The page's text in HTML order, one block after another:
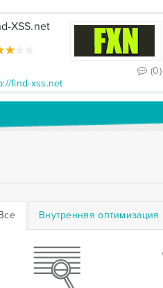
XSS.net
(0)
find-xss.net
Внутренняя оптимизация